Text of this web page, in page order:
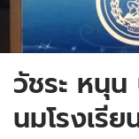
วัชระ หนุ
นมโรงเรีย